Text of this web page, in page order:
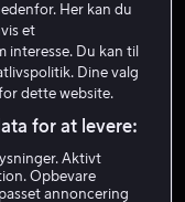
Her kan du
et
interesse. Du kan til
Dine valg
dette website.
for at levere:
Aktivt
Opbevare
annoncering